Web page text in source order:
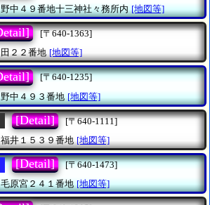
中４９番地十三神社々務所内 [地図等]
[〒640-1363]
２２番地 [地図等]
[〒640-1235]
中４９３番地 [地図等]
[Detail]
[〒640-1111]
福井１５３９番地 [地図等]
[Detail]
[〒640-1473]
原宮２４１番地 [地図等]